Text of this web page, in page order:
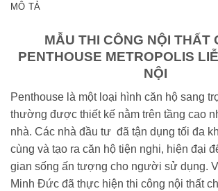
MÔ TẢ
MẪU THI CÔNG NỘI THẤT
PENTHOUSE METROPOLIS
NỘI
Penthouse là một loại hình căn hộ sang
thường được thiết kế nằm trên tầng cao
nhà. Các nhà đầu tư đã tận dụng tối đa
cùng và tạo ra căn hộ tiện nghi, hiện đại
gian sống ấn tượng cho người sử dụng.
Minh Đức đã thực hiện thi công nội thất